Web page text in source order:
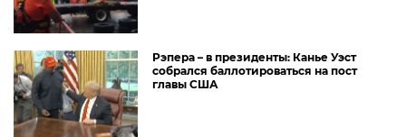
Рэпера – в президенты: Канье Уэст
собрался баллотироваться на пост
главы США